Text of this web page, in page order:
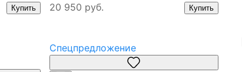
Купить
20 950 руб.
Купить
Спецпредложение